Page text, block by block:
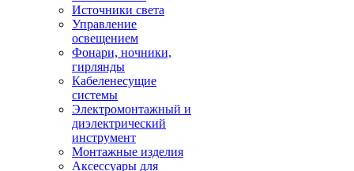
Источники света
Управление
освещением
Фонари, ночники,
гирлянды
Кабеленесущие
системы
Электромонтажный и
диэлектрический
инструмент
Монтажные изделия
Аксессуары для